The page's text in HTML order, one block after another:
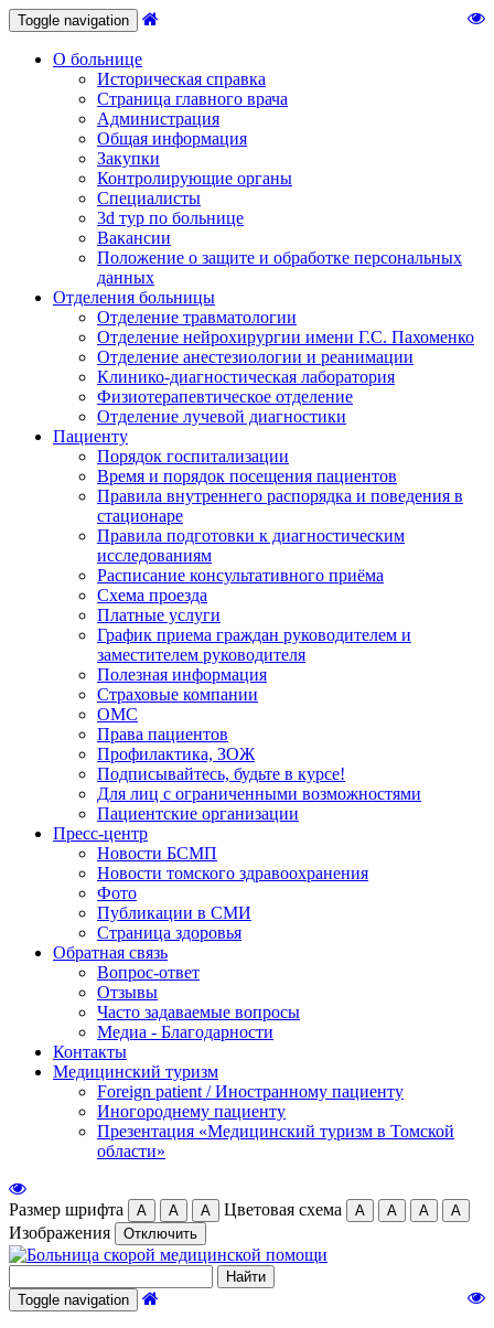
Toggle navigation
О больнице
Историческая справка
Страница главного врача
Администрация
Общая информация
Закупки
Контролирующие органы
Специалисты
3d тур по больнице
Вакансии
Положение о защите и обработке персональных
данных
Отделения больницы
Отделение травматологии
Отделение нейрохирургии имени Г.С. Пахоменко
Отделение анестезиологии и реанимации
Клинико-диагностическая лаборатория
Физиотерапевтическое отделение
Отделение лучевой диагностики
Пациенту
Порядок госпитализации
Время и порядок посещения пациентов
Правила внутреннего распорядка и поведения в
стационаре
Правила подготовки к диагностическим
исследованиям
Расписание консультативного приёма
Схема проезда
Платные услуги
График приема граждан руководителем и
заместителем руководителя
Полезная информация
Страховые компании
ОМС
Права пациентов
Профилактика, ЗОЖ
Подписывайтесь, будьте в курсе!
Для лиц с ограниченными возможностями
Пациентские организации
Пресс-центр
Новости БСМП
Новости томского здравоохранения
Фото
Публикации в СМИ
Страница здоровья
Обратная связь
Вопрос-ответ
Отзывы
Часто задаваемые вопросы
Медиа - Благодарности
Контакты
Медицинский туризм
Foreign patient / Иностранному пациенту
Иногороднему пациенту
Презентация «Медицинский туризм в Томской
области»
Размер шрифта А А А Цветовая схема А А А А
Изображения Отключить
Toggle navigation